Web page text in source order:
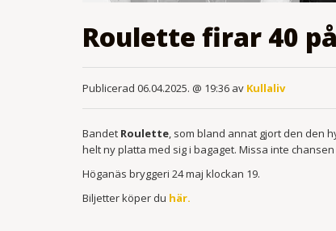
Roulette firar 40
Publicerad 06.04.2025. @ 19:36 av Kullaliv
Bandet Roulette, som bland annat gjort den den
helt ny platta med sig i bagaget. Missa inte
Höganäs bryggeri 24 maj klockan 19.
Biljetter köper du här.